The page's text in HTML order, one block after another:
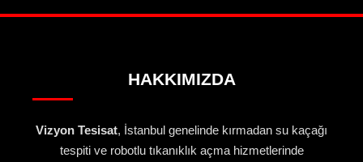
HAKKIMIZDA
Vizyon Tesisat, İstanbul genelinde kırmadan su kaçağı
tespiti ve robotlu tıkanıklık açma hizmetlerinde